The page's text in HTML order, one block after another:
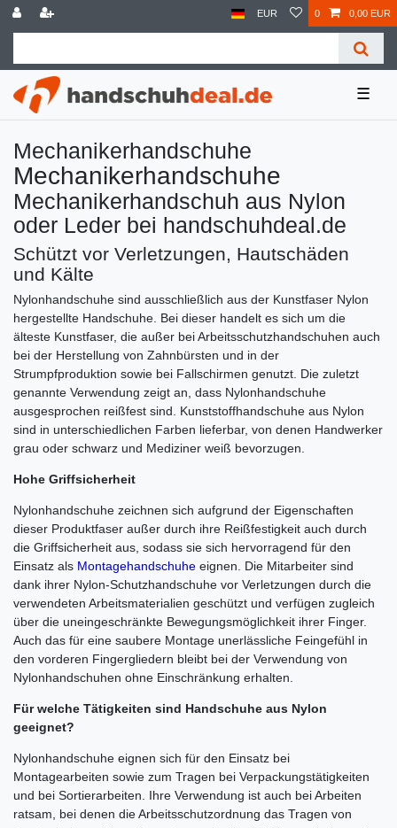
EUR 0 0,00 EUR
☰
Mechanikerhandschuhe
Mechanikerhandschuhe
Mechanikerhandschuh aus Nylon
oder Leder bei handschuhdeal.de
Schützt vor Verletzungen, Hautschäden
und Kälte
Nylonhandschuhe sind ausschließlich aus der Kunstfaser Nylon
hergestellte Handschuhe. Bei dieser handelt es sich um die
älteste Kunstfaser, die außer bei Arbeitsschutzhandschuhen auch
bei der Herstellung von Zahnbürsten und in der
Strumpfproduktion sowie bei Fallschirmen genutzt. Die zuletzt
genannte Verwendung zeigt an, dass Nylonhandschuhe
ausgesprochen reißfest sind. Kunststoffhandschuhe aus Nylon
sind in unterschiedlichen Farben lieferbar, von denen Handwerker
grau oder schwarz und Mediziner weiß bevorzugen.
Hohe Griffsicherheit
Nylonhandschuhe zeichnen sich aufgrund der Eigenschaften
dieser Produktfaser außer durch ihre Reißfestigkeit auch durch
die Griffsicherheit aus, sodass sie sich hervorragend für den
Einsatz als Montagehandschuhe eignen. Die Mitarbeiter sind
dank ihrer Nylon-Schutzhandschuhe vor Verletzungen durch die
verwendeten Arbeitsmaterialien geschützt und verfügen zugleich
über die uneingeschränkte Bewegungsmöglichkeit ihrer Finger.
Auch das für eine saubere Montage unerlässliche Feingefühl in
den vorderen Fingergliedern bleibt bei der Verwendung von
Nylonhandschuhen ohne Einschränkung erhalten.
Für welche Tätigkeiten sind Handschuhe aus Nylon
geeignet?
Nylonhandschuhe eignen sich für den Einsatz bei
Montagearbeiten sowie zum Tragen bei Verpackungstätigkeiten
und bei Sortierarbeiten. Ihre Verwendung ist auch bei Arbeiten
ratsam, bei denen die Arbeitsschutzordnung das Tragen von